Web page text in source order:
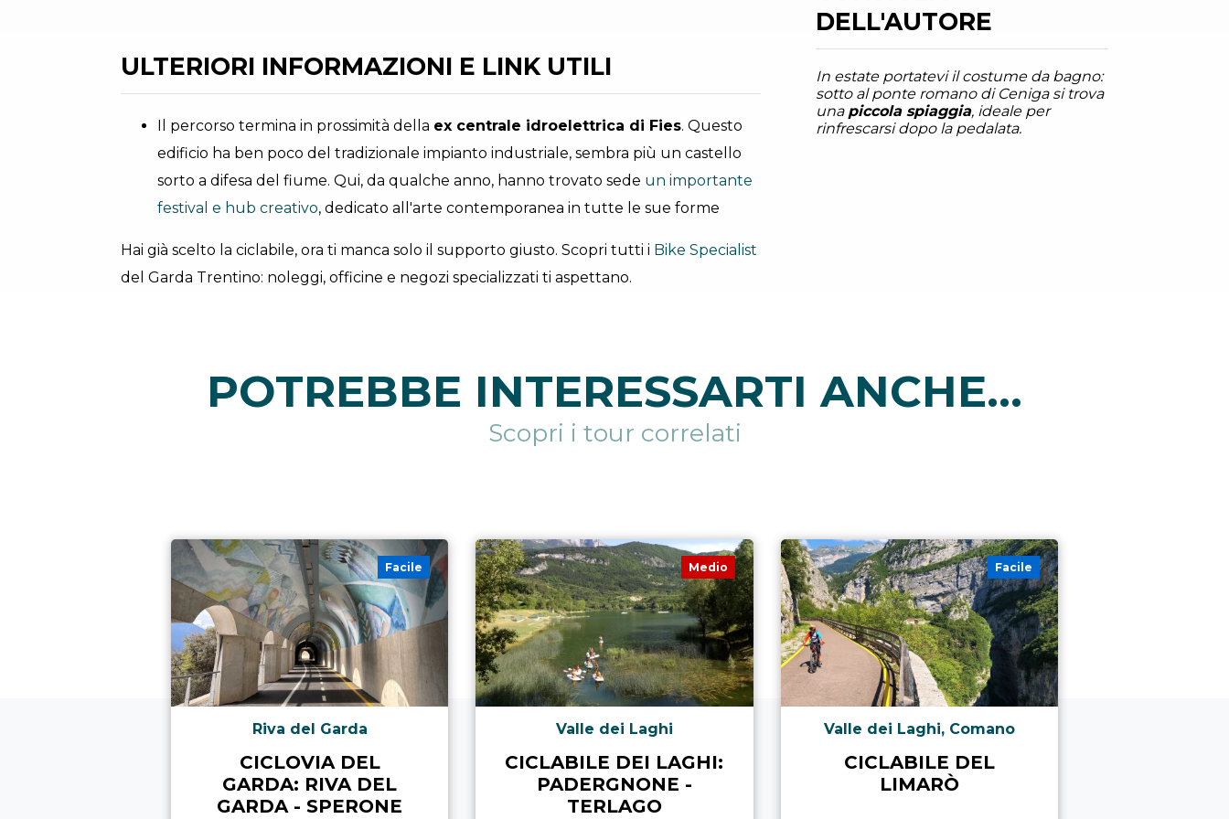
ULTERIORI INFORMAZIONI E LINK UTILI
Il percorso termina in prossimità della ex centrale idroelettrica di Fies. Questo
edificio ha ben poco del tradizionale impianto industriale, sembra più un castello
sorto a difesa del fiume. Qui, da qualche anno, hanno trovato sede un importante
festival e hub creativo, dedicato all'arte contemporanea in tutte le sue forme
Hai già scelto la ciclabile, ora ti manca solo il supporto giusto. Scopri tutti i Bike Specialist
del Garda Trentino: noleggi, officine e negozi specializzati ti aspettano.
DELL'AUTORE
In estate portatevi il costume da bagno:
sotto al ponte romano di Ceniga si trova
una piccola spiaggia, ideale per
rinfrescarsi dopo la pedalata.
POTREBBE INTERESSARTI ANCHE...
Scopri i tour correlati
Facile
Riva del Garda
CICLOVIA DEL
GARDA: RIVA DEL
GARDA - SPERONE
Medio
Valle dei Laghi
CICLABILE DEI LAGHI:
PADERGNONE -
TERLAGO
Facile
Valle dei Laghi, Comano
CICLABILE DEL
LIMARÒ